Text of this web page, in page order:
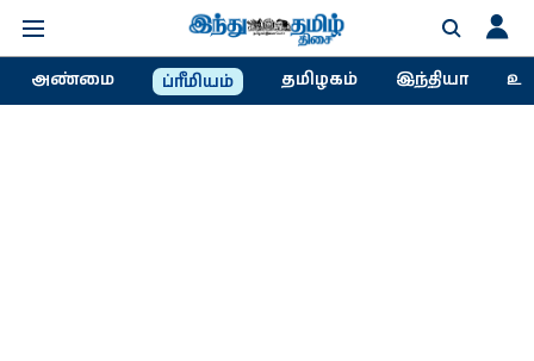
அண்மை ப்ரீமியம் தமிழகம் இந்தியா